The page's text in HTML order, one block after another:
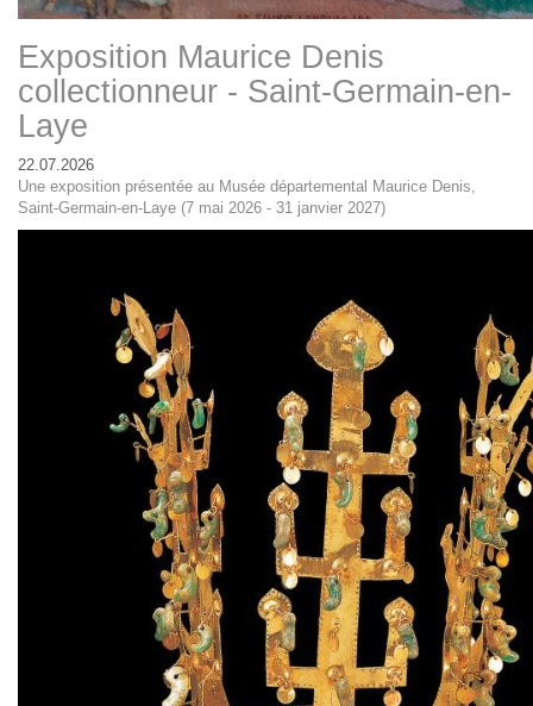
Exposition Maurice Denis
collectionneur - Saint-Germain-en-
Laye
22.07.2026
Une exposition présentée au Musée départemental Maurice Denis,
Saint-Germain-en-Laye (7 mai 2026 - 31 janvier 2027)